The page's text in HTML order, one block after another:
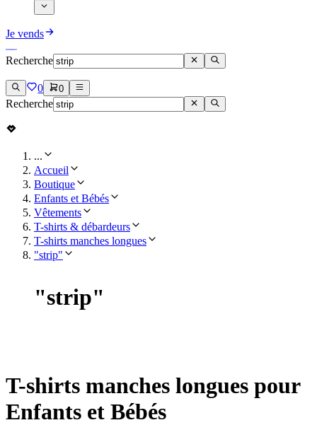
Je vends
Recherche
0 0
Recherche
...
Accueil
Boutique
Enfants et Bébés
Vêtements
T-shirts & débardeurs
T-shirts manches longues
"strip"
"strip"
T-shirts manches longues pour
Enfants et Bébés